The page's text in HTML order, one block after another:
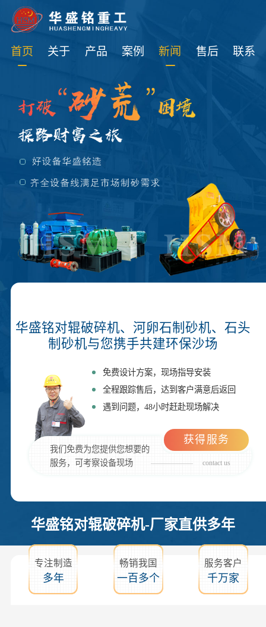
首页 关于 产品 案例 新闻 售后 联系
华盛铭对辊破碎机、河卵石制砂机、石头
制砂机与您携手共建环保沙场
免费设计方案，现场指导安装
全程跟踪售后，达到客户满意后返回
遇到问题，48小时赶赴现场解决
我们免费为您提供您想要的
服务，可考察设备现场
contact us
获得服务
华盛铭对辊破碎机-厂家直供多年
专注制造
多年
畅销我国
一百多个
服务客户
千万家